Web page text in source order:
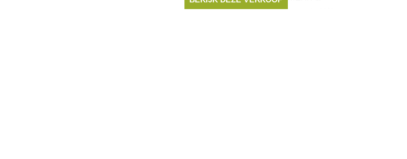
NACHTKLEDIJ voor het hele gezin ! We